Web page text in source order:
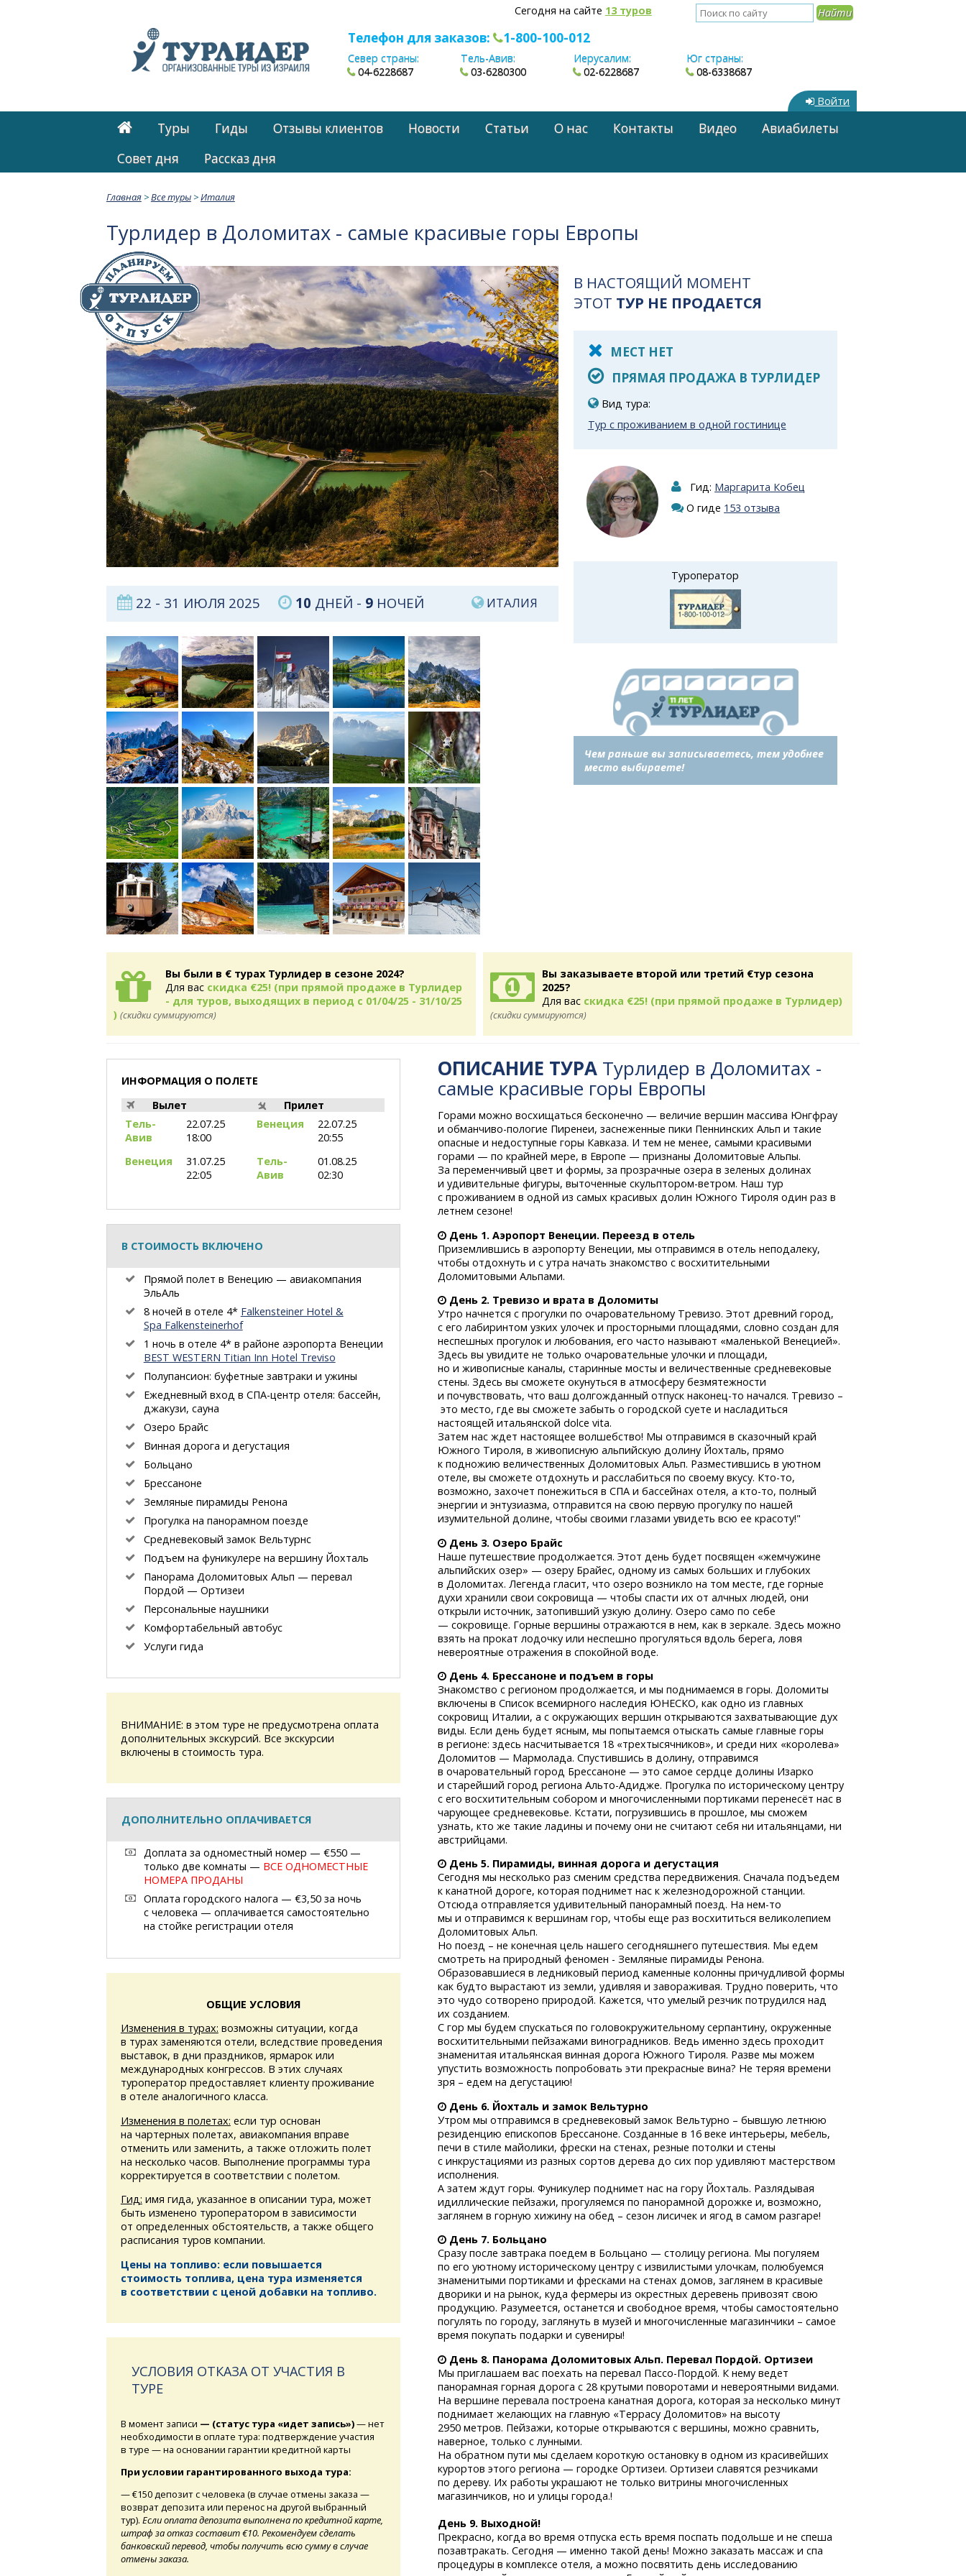
Сегодня на сайте 13 туров
Телефон для заказов: 1-800-100-012
Север страны:
04-6228687
Тель-Авив:
03-6280300
Иерусалим:
02-6228687
Юг страны:
08-6338687
Войти
Туры Гиды Отзывы клиентов Новости Статьи О нас Контакты Видео
Авиабилеты
Cовет дня
Рассказ дня
Главная>Все туры>Италия
Турлидер в Доломитах - самые красивые горы Европы
22 - 31 ИЮЛЯ 2025 10 ДНЕЙ - 9НОЧЕЙ ИТАЛИЯ
В НАСТОЯЩИЙ МОМЕНТ
ЭТОТ ТУР НЕ ПРОДАЕТСЯ
МЕСТ НЕТ
ПРЯМАЯ ПРОДАЖА В ТУРЛИДЕР
Вид тура:
Тур с проживанием в одной гостинице
Гид: Маргарита Кобец
О гиде 153 отзыва
Туроператор
Чем раньше вы записываетесь, тем удобнее
место выбираете!
Вы были в € турах Турлидер в сезоне 2024?
Для вас скидка €25! (при прямой продаже в Турлидер
- для туров, выходящих в период с 01/04/25 - 31/10/25
) (скидки суммируются)
Вы заказываете второй или третий €тур сезона
2025?
Для вас скидка €25! (при прямой продаже в Турлидер)
(скидки суммируются)
ОПИСАНИЕ ТУРА Турлидер в Доломитах -
самые красивые горы Европы
Горами можно восхищаться бесконечно — величие вершин массива Юнгфрау
и обманчиво-пологие Пиренеи, заснеженные пики Пеннинских Альп и такие
опасные и недоступные горы Кавказа. И тем не менее, самыми красивыми
горами — по крайней мере, в Европе — признаны Доломитовые Альпы.
За переменчивый цвет и формы, за прозрачные озера в зеленых долинах
и удивительные фигуры, выточенныескульптором-ветром. Наш тур
с проживанием в одной из самых красивых долин Южного Тироля один раз в
летнем сезоне!
День 1. Аэропорт Венеции. Переезд в отель
Приземлившись в аэропорту Венеции, мы отправимся в отель неподалеку,
чтобы отдохнуть и с утра начать знакомство с восхитительными
Доломитовыми Альпами.
День 2. Тревизо и врата в Доломиты
Утро начнется с прогулки по очаровательному Тревизо. Этот древний город,
с его лабиринтом узких улочек и просторными площадями, словно создан для
неспешных прогулок и любования, его часто называют «маленькой Венецией».
Здесь вы увидите не только очаровательные улочки и площади,
но и живописные каналы, старинные мосты и величественные средневековые
стены. Здесь вы сможете окунуться в атмосферу безмятежности
и почувствовать, что ваш долгожданный отпускнаконец-то начался. Тревизо –
это место, где вы сможете забыть о городской суете и насладиться
настоящей итальянской dolce vita.
Затем нас ждет настоящее волшебство! Мы отправимся в сказочный край
Южного Тироля, в живописную альпийскую долину Йохталь, прямо
к подножию величественных Доломитовых Альп. Разместившись в уютном
отеле, вы сможете отдохнуть и расслабиться по своему вкусу. Кто-то,
возможно, захочет понежиться в СПА и бассейнах отеля,а кто-то, полный
энергии и энтузиазма, отправится на свою первую прогулку по нашей
изумительной долине, чтобы своими глазами увидеть всю ее красоту!"
День 3. Озеро Брайс
Наше путешествие продолжается. Этот день будет посвящен «жемчужине
альпийских озер» — озеру Брайес, одному из самых больших и глубоких
в Доломитах. Легенда гласит, что озеро возникло на том месте, где горные
духи хранили свои сокровища — чтобы спасти их от алчных людей, они
открыли источник, затопивший узкую долину. Озеро само по себе
— сокровище. Горные вершины отражаются в нем, как в зеркале. Здесь можно
взять на прокат лодочку или неспешно прогуляться вдоль берега, ловя
невероятные отражения в спокойной воде.
День 4. Брессаноне и подъем в горы
Знакомство с регионом продолжается, и мы поднимаемся в горы. Доломиты
включены в Список всемирного наследия ЮНЕСКО, как одно из главных
сокровищ Италии, а с окружающих вершин открываются захватывающие дух
виды. Если день будет ясным, мы попытаемся отыскать самые главные горы
в регионе: здесь насчитывается 18 «трехтысячников», и среди них «королева»
Доломитов — Мармолада. Спустившись в долину, отправимся
в очаровательный город Брессаноне — это самое сердце долины Изарко
и старейший город регионаАльто-Адидже. Прогулка по историческому центру
с его восхитительным собором и многочисленными портиками перенесёт нас в
чарующее средневековье. Кстати, погрузившись в прошлое, мы сможем
узнать, кто же такие ладины и почему они не считают себя ни итальянцами, ни
австрийцами.
День 5. Пирамиды, винная дорога и дегустация
Сегодня мы несколько раз сменим средства передвижения. Сначала подъедем
к канатной дороге, которая поднимет нас к железнодорожной станции.
Отсюда отправляется удивительный панорамный поезд. На нем-то
мы и отправимся к вершинам гор, чтобы еще раз восхититься великолепием
Доломитовых Альп.
Но поезд – не конечная цель нашего сегодняшнего путешествия. Мы едем
смотреть на природный феномен - Земляные пирамиды Ренона.
Образовавшиеся в ледниковый период каменные колонны причудливой формы
как будто вырастают из земли, удивляя и завораживая. Трудно поверить, что
это чудо сотворено природой. Кажется, что умелый резчик потрудился над
их созданием.
С гор мы будем спускаться по головокружительному серпантину, окруженные
восхитительными пейзажами виноградников. Ведь именно здесь проходит
знаменитая итальянская винная дорога Южного Тироля. Разве мы можем
упустить возможность попробовать эти прекрасные вина? Не теряя времени
зря – едем на дегустацию!
День 6. Йохталь и замок Вельтурно
Утром мы отправимся в средневековый замок Вельтурно – бывшую летнюю
резиденцию епископов Брессаноне. Созданные в 16 веке интерьеры, мебель,
печи в стиле майолики, фрески на стенах, резные потолки и стены
с инкрустациями из разных сортов дерева до сих пор удивляют мастерством
исполнения.
А затем ждут горы. Фуникулер поднимет нас на гору Йохталь. Разлядывая
идиллические пейзажи, прогуляемся по панорамной дорожке и, возможно,
заглянем в горную хижину на обед – сезон лисичек и ягод в самом разгаре!
День 7. Больцано
Сразу после завтрака поедем в Больцано — столицу региона. Мы погуляем
по его уютному историческому центру с извилистыми улочкам, полюбуемся
знаменитыми портиками и фресками на стенах домов, заглянем в красивые
дворики и на рынок, куда фермеры из окрестных деревень привозят свою
продукцию. Разумеется, останется и свободное время, чтобы самостоятельно
погулять по городу, заглянуть в музей и многочисленные магазинчики – самое
время покупать подарки и сувениры!
День 8. Панорама Доломитовых Альп. Перевал Пордой. Ортизеи
Мы приглашаем вас поехать на перевал Пассо-Пордой. К нему ведет
панорамная горная дорога с 28 крутыми поворотами и невероятными видами.
На вершине перевала построена канатная дорога, которая за несколько минут
поднимает желающих на главную «Террасу Доломитов» на высоту
2950 метров. Пейзажи, которые открываются с вершины, можно сравнить,
наверное, только с лунными.
На обратном пути мы сделаем короткую остановку в одном из красивейших
курортов этого региона — городке Ортизеи. Ортизеи славятся резчиками
по дереву. Их работы украшают не только витрины многочисленных
магазинчиков, но и улицы города.!
День 9. Выходной!
Прекрасно, когда во время отпуска есть время поспать подольше и не спеша
позавтракать. Сегодня — именно такой день! Можно заказать массаж и спа
процедуры в комплексе отеля, а можно посвятить день исследованию
ИНФОРМАЦИЯ О ПОЛЕТЕ
Вылет
Тель-
Авив
22.07.25
18:00
Венеция
31.07.25
22:05
Прилет
Венеция
22.07.25
20:55
Тель-
Авив
01.08.25
02:30
В СТОИМОСТЬ ВКЛЮЧЕНО
Прямой полет в Венецию — авиакомпания
ЭльАль
8 ночей в отеле 4* Falkensteiner Hotel &
Spa Falkensteinerhof
1 ночь в отеле 4* в районе аэропорта Венеции
BEST WESTERN Titian Inn Hotel Treviso
Полупансион: буфетные завтраки и ужины
Ежедневный вход в СПА-центр отеля: бассейн,
джакузи, сауна
Озеро Брайс
Винная дорога и дегустация
Больцано
Брессаноне
Земляные пирамиды Ренона
Прогулка на панорамном поезде
Средневековый замок Вельтурнс
Подъем на фуникулере на вершину Йохталь
Панорама Доломитовых Альп — перевал
Пордой — Ортизеи
Персональные наушники
Комфортабельный автобус
Услуги гида
ВНИМАНИЕ: в этом туре не предусмотрена оплата
дополнительных экскурсий. Все экскурсии
включены в стоимость тура.
ДОПОЛНИТЕЛЬНО ОПЛАЧИВАЕТСЯ
Доплата за одноместный номер — €550 —
только две комнаты — ВСЕ ОДНОМЕСТНЫЕ
НОМЕРА ПРОДАНЫ
Оплата городского налога — €3,50 за ночь
с человека — оплачивается самостоятельно
на стойке регистрации отеля
ОБЩИЕ УСЛОВИЯ
Изменения в турах: возможны ситуации, когда
в турах заменяются отели, вследствие проведения
выставок, в дни праздников, ярмарок или
международных конгрессов. В этих случаях
туроператор предоставляет клиенту проживание
в отеле аналогичного класса.
Изменения в полетах: если тур основан
на чартерных полетах, авиакомпания вправе
отменить или заменить, а также отложить полет
на несколько часов. Выполнение программы тура
корректируется в соответствии с полетом.
Гид: имя гида, указанное в описании тура, может
быть изменено туроператором в зависимости
от определенных обстоятельств, а также общего
расписания туров компании.
Цены на топливо: если повышается
стоимость топлива, цена тура изменяется
в соответствии с ценой добавки на топливо.
УСЛОВИЯ ОТКАЗА ОТ УЧАСТИЯ В
ТУРЕ
В момент записи — (статус тура «идет запись»)— нет
необходимости в оплате тура: подтверждение участия
в туре — на основании гарантии кредитной карты
При условии гарантированного выхода тура:
— €150 депозит с человека (в случае отмены заказа —
возврат депозита или перенос на другой выбранный
тур). Если оплата депозита выполнена по кредитной карте,
штраф за отказ составит €10. Рекомендуем сделать
банковский перевод, чтобы получить всю сумму в случае
отмены заказа.